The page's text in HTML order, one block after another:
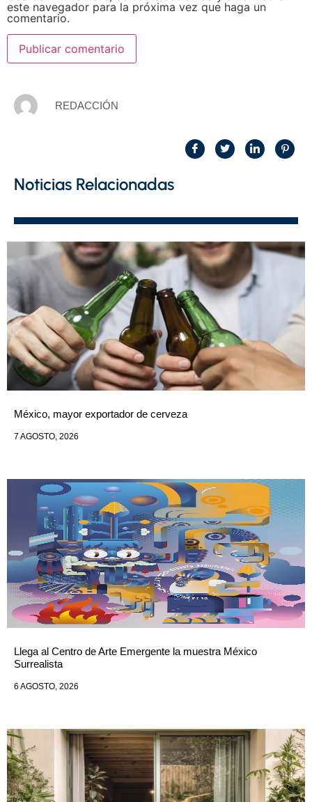
este navegador para la próxima vez que haga un
comentario.
REDACCIÓN
Noticias Relacionadas
México, mayor exportador de cerveza
7 AGOSTO, 2026
Llega al Centro de Arte Emergente la muestra México
Surrealista
6 AGOSTO, 2026